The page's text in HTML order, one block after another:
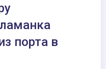
порта в